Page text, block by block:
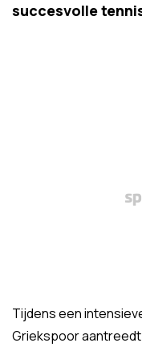
succesvolle
Tijdens een
Griekspoor